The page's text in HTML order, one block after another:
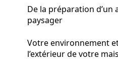
De la préparation d’un
paysager
Votre environnement
l’extérieur de votre